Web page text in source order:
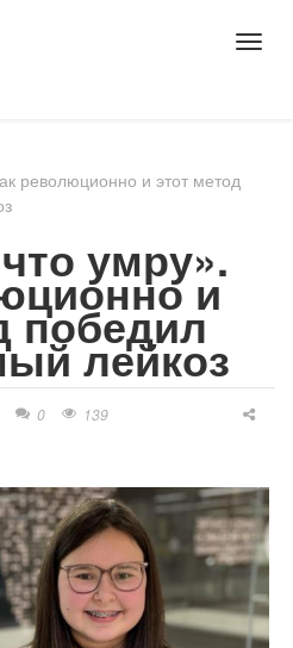
революционно и этот метод
умру».
и
победил
лейкоз
0 139